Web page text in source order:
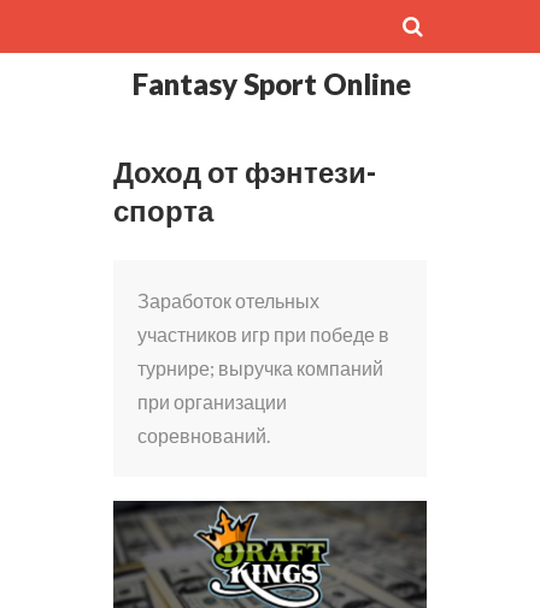
Fantasy Sport Online
Доход от фэнтези-
спорта
Заработок отельных
участников игр при победе в
турнире; выручка компаний
при организации
соревнований.